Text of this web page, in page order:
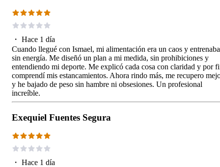
・ Hace 1 día
Cuando llegué con Ismael, mi alimentación era un caos y entrenaba
sin energía. Me diseñó un plan a mi medida, sin prohibiciones y
entendiendo mi deporte. Me explicó cada cosa con claridad y por
comprendí mis estancamientos. Ahora rindo más, me recupero
y he bajado de peso sin hambre ni obsesiones. Un profesional
increíble.
Exequiel Fuentes Segura
・ Hace 1 día